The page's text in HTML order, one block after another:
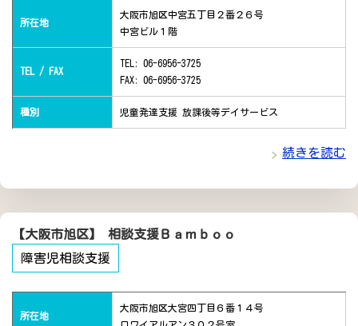
所在地
大阪市旭区中宮五丁目２番２６号
中宮ビル１階
TEL / FAX
TEL: 06-6956-3725
FAX: 06-6956-3725
種別 児童発達支援 放課後等デイサービス
続きを読む
【大阪市旭区】 相談支援Ｂａｍｂｏｏ
障害児相談支援
所在地
大阪市旭区大宮四丁目６番１４号